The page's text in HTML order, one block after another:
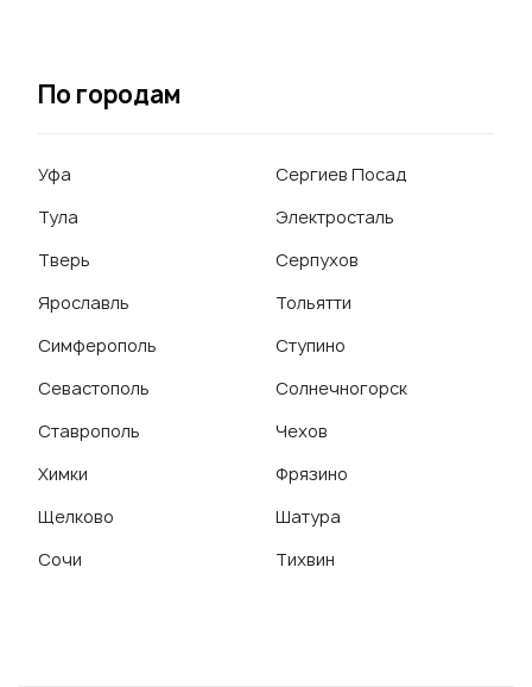
По городам
Уфа
Тула
Тверь
Ярославль
Симферополь
Севастополь
Ставрополь
Химки
Щелково
Сочи
Сергиев Посад
Электросталь
Серпухов
Тольятти
Ступино
Солнечногорск
Чехов
Фрязино
Шатура
Тихвин